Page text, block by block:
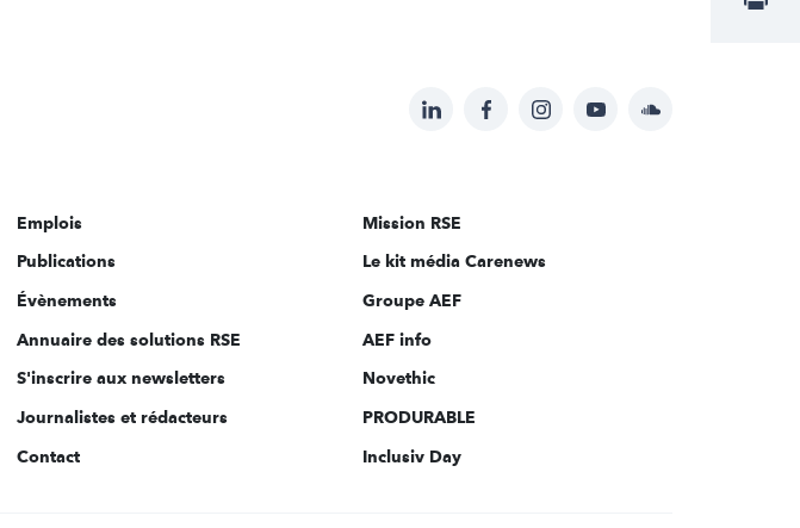
Suivez-
sur:
LinkedInFacebookInstagramYouTubeSoundcloud
Emplois
Publications
Évènements
Annuaire des solutions RSE
S'inscrire aux newsletters
Journalistes et rédacteurs
Contact
Mission RSE
Le kit média Carenews
Groupe AEF
AEF info
Novethic
PRODURABLE
Inclusiv Day